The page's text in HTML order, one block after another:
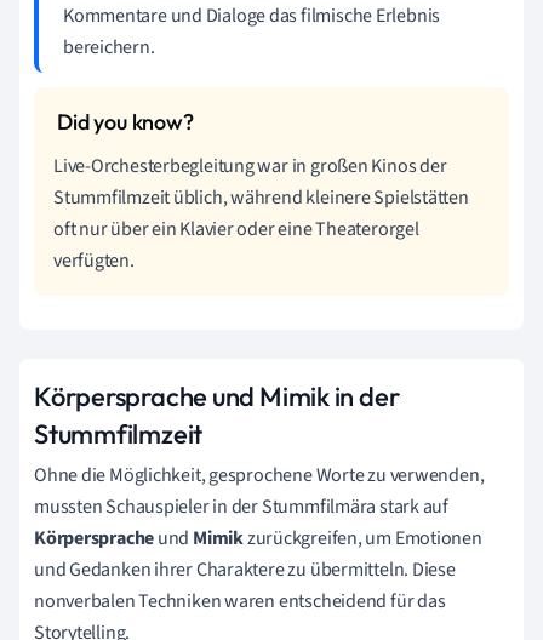
Kommentare und Dialoge das filmische Erlebnis
bereichern.
Live-Orchesterbegleitung war in großen Kinos der
Stummfilmzeit üblich, während kleinere Spielstätten
oft nur über ein Klavier oder eine Theaterorgel
verfügten.
Körpersprache und Mimik in der
Stummfilmzeit
Ohne die Möglichkeit, gesprochene Worte zu verwenden,
mussten Schauspieler in der Stummfilmära stark auf
Körperspracheund Mimikzurückgreifen, um Emotionen
und Gedanken ihrer Charaktere zu übermitteln. Diese
nonverbalen Techniken waren entscheidend für das
Storytelling.